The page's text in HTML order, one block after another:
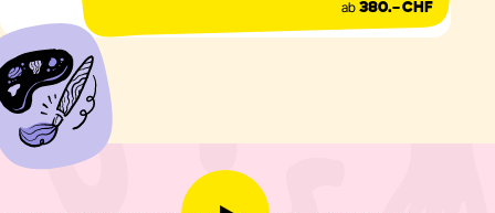
ab 380.– CHF